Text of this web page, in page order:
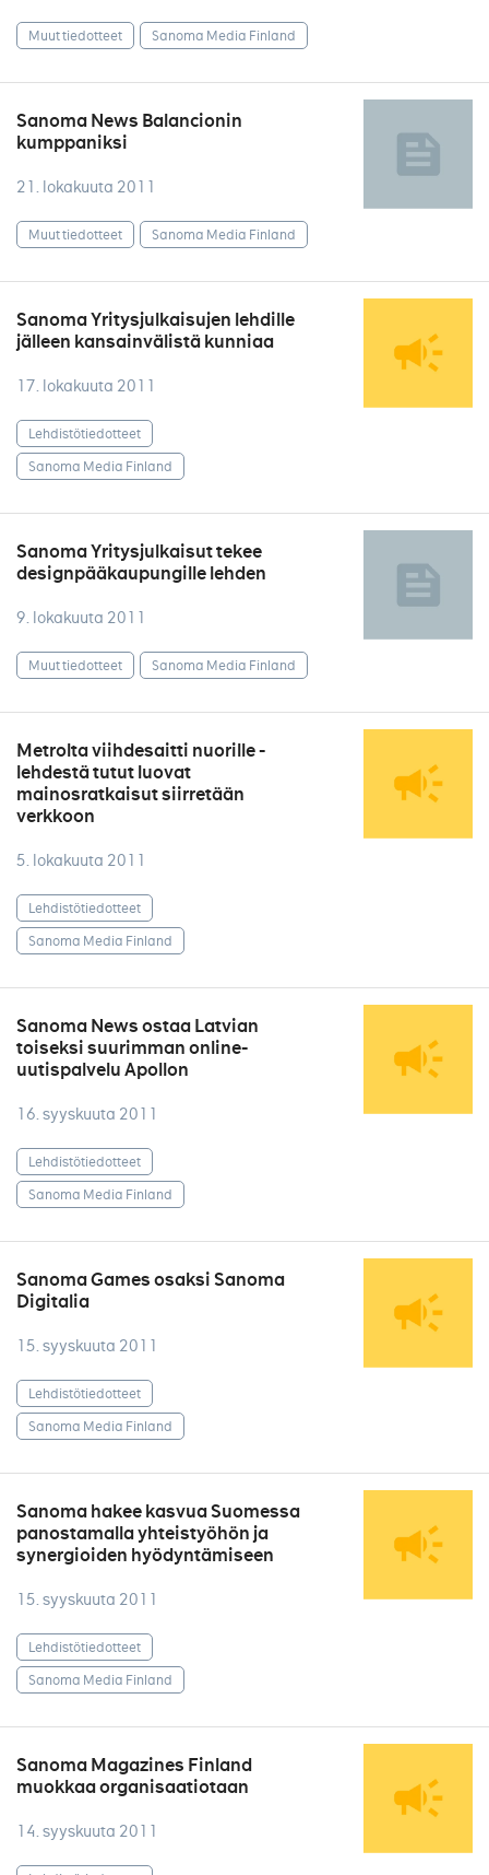
Muut tiedotteet Sanoma Media Finland
Sanoma News Balancionin
kumppaniksi
21. lokakuuta 2011
Muut tiedotteet Sanoma Media Finland
Sanoma Yritysjulkaisujen lehdille
jälleen kansainvälistä kunniaa
17. lokakuuta 2011
Lehdistötiedotteet
Sanoma Media Finland
Sanoma Yritysjulkaisut tekee
designpääkaupungille lehden
9. lokakuuta 2011
Muut tiedotteet Sanoma Media Finland
Metrolta viihdesaitti nuorille -
lehdestä tutut luovat
mainosratkaisut siirretään
verkkoon
5. lokakuuta 2011
Lehdistötiedotteet
Sanoma Media Finland
Sanoma News ostaa Latvian
toiseksi suurimman online-
uutispalvelu Apollon
16. syyskuuta 2011
Lehdistötiedotteet
Sanoma Media Finland
Sanoma Games osaksi Sanoma
Digitalia
15. syyskuuta 2011
Lehdistötiedotteet
Sanoma Media Finland
Sanoma hakee kasvua Suomessa
panostamalla yhteistyöhön ja
synergioiden hyödyntämiseen
15. syyskuuta 2011
Lehdistötiedotteet
Sanoma Media Finland
Sanoma Magazines Finland
muokkaa organisaatiotaan
14. syyskuuta 2011